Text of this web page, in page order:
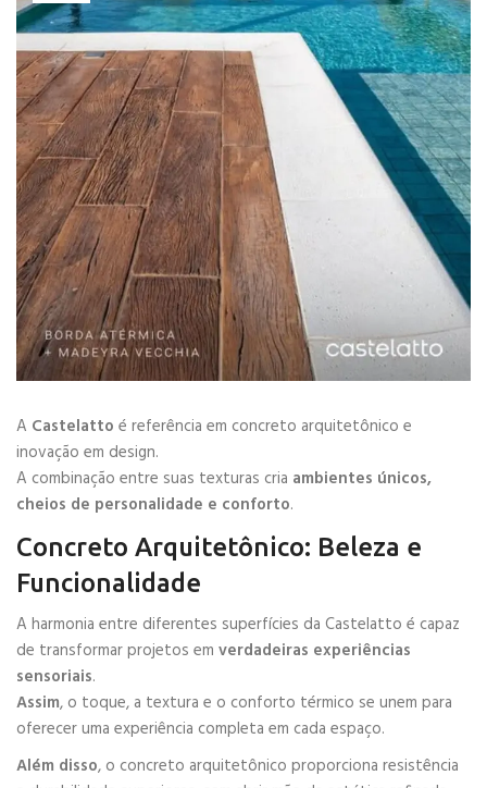
A Castelatto é referência em concreto arquitetônico e
inovação em design.
A combinação entre suas texturas cria ambientes únicos,
cheios de personalidade e conforto.
Concreto Arquitetônico: Beleza e
Funcionalidade
A harmonia entre diferentes superfícies da Castelatto é capaz
de transformar projetos em verdadeiras experiências
sensoriais.
Assim, o toque, a textura e o conforto térmico se unem para
oferecer uma experiência completa em cada espaço.
Além disso, o concreto arquitetônico proporciona resistência